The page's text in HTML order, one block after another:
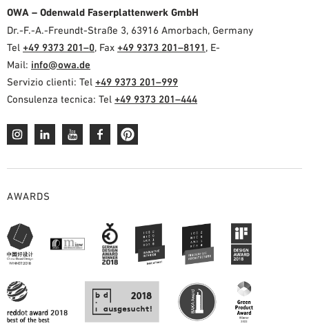
OWA – Odenwald Faserplattenwerk GmbH
Dr.-F.-A.-Freundt-Straße 3, 63916 Amorbach, Germany
Tel +49 9373 201–0, Fax +49 9373 201–8191, E-
Mail: info@owa.de
Servizio clienti: Tel +49 9373 201–999
Consulenza tecnica: Tel +49 9373 201–444
AWARDS